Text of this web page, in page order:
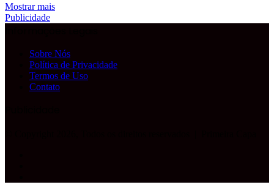
Mostrar mais
Publicidade
Sobre Nós
Política de Privacidade
Termos de Uso
Contato